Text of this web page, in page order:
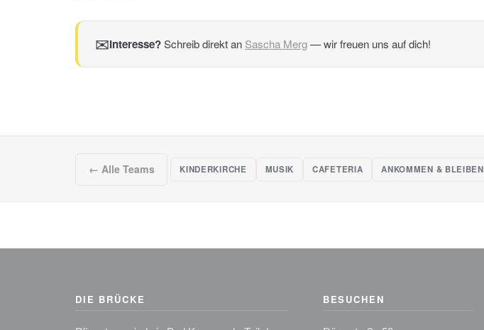
✉Interesse?Schreib direkt an Sascha Merg— wir freuen uns auf dich!
← Alle Teams KINDERKIRCHE MUSIK CAFETERIA ANKOMMEN & BLEIBEN
DIE BRÜCKE BESUCHEN